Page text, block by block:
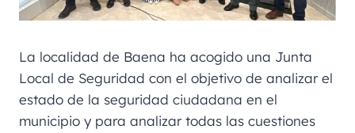
La localidad de Baena ha acogido una Junta
Local de Seguridad con el objetivo de analizar el
estado de la seguridad ciudadana en el
municipio y para analizar todas las cuestiones